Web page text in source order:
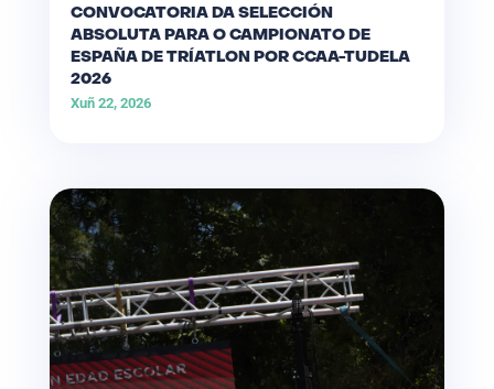
CONVOCATORIA DA SELECCIÓN
ABSOLUTA PARA O CAMPIONATO DE
ESPAÑA DE TRÍATLON POR CCAA-TUDELA
2026
Xuñ 22, 2026